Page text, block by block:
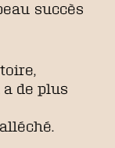
succès
de plus